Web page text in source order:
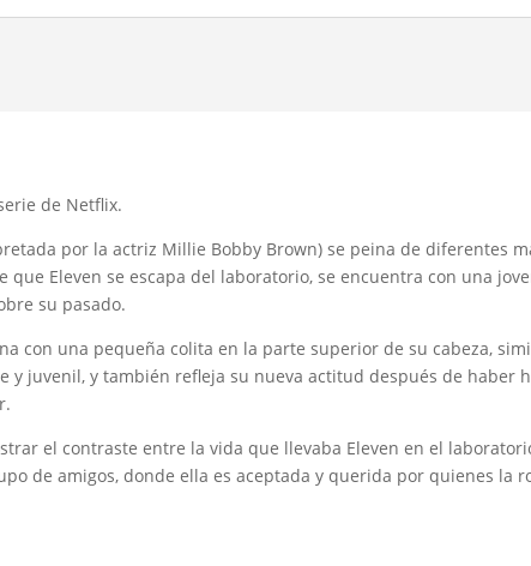
de Netflix.
por la actriz Millie Bobby Brown) se peina de diferentes
que Eleven se escapa del laboratorio, se encuentra con una
su pasado.
con una pequeña colita en la parte superior de su cabeza,
y juvenil, y también refleja su nueva actitud después de haber
el contraste entre la vida que llevaba Eleven en el
de amigos, donde ella es aceptada y querida por quienes la